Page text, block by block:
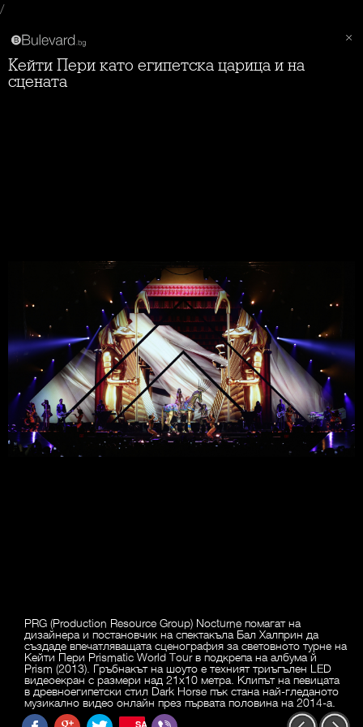
/
Кейти Пери като египетска царица и на
сцената
PRG (Production Resource Group) Nocturne помагат на
дизайнера и постановчик на спектакъла Бал Халприн да
създаде впечатляващата сценография за световното турне на
Кейти Пери Prismatic World Tour в подкрепа на албума й
Prism (2013). Гръбнакът на шоуто е техният триъгълен LED
видеоекран с размери над 21x10 метра. Клипът на певицата
в древноегипетски стил Dark Horse пък стана най-гледаното
музикално видео онлайн през първата половина на 2014-а.
SAVE